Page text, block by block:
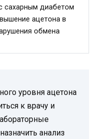
сахарным диабетом
ацетона в
обмена
уровня ацетона
к врачу и
анализ